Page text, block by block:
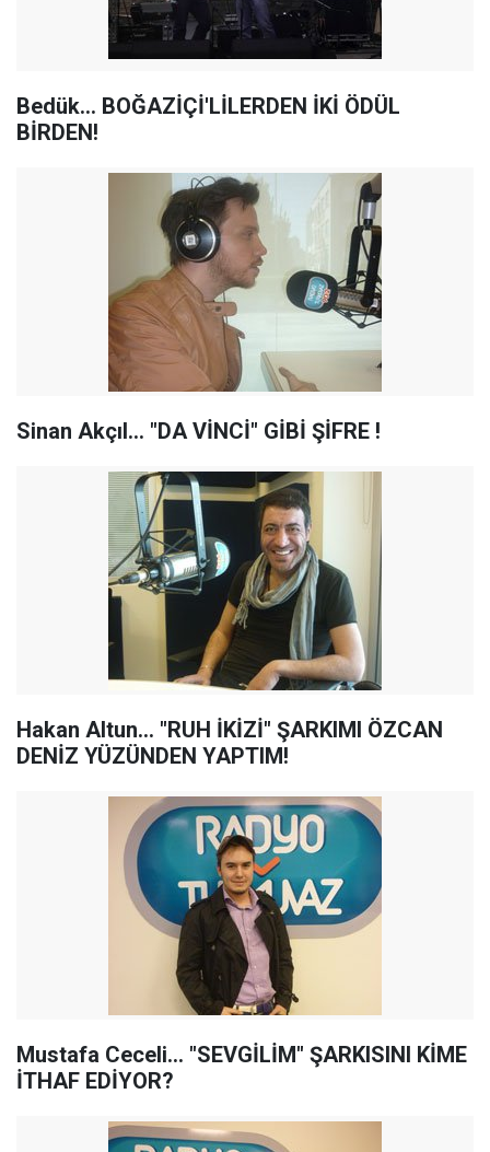
Bedük... BOĞAZİÇİ'LİLERDEN İKİ ÖDÜL
BİRDEN!
Sinan Akçıl... "DA VİNCİ" GİBİ ŞİFRE !
Hakan Altun... "RUH İKİZİ" ŞARKIMI ÖZCAN
DENİZ YÜZÜNDEN YAPTIM!
Mustafa Ceceli... "SEVGİLİM" ŞARKISINI KİME
İTHAF EDİYOR?